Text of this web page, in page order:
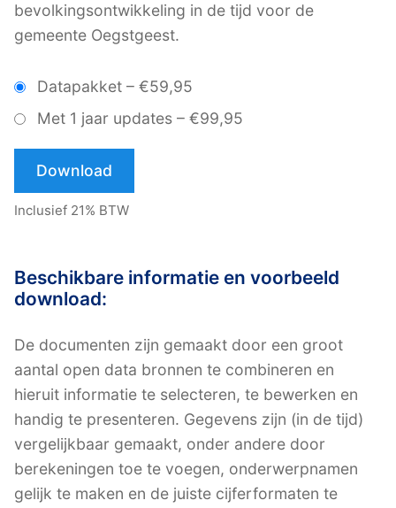
bevolkingsontwikkeling in de tijd voor de
gemeente Oegstgeest.
Datapakket – €59,95
Met 1 jaar updates – €99,95
Download
Inclusief 21% BTW
Beschikbare informatie en voorbeeld
download:
De documenten zijn gemaakt door een groot
aantal open data bronnen te combineren en
hieruit informatie te selecteren, te bewerken en
handig te presenteren. Gegevens zijn (in de tijd)
vergelijkbaar gemaakt, onder andere door
berekeningen toe te voegen, onderwerpnamen
gelijk te maken en de juiste cijferformaten te